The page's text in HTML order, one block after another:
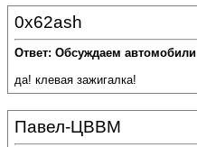
0x62ash
Ответ: Обсуждаем автомобили
да! клевая зажигалка!
Павел-ЦВВМ